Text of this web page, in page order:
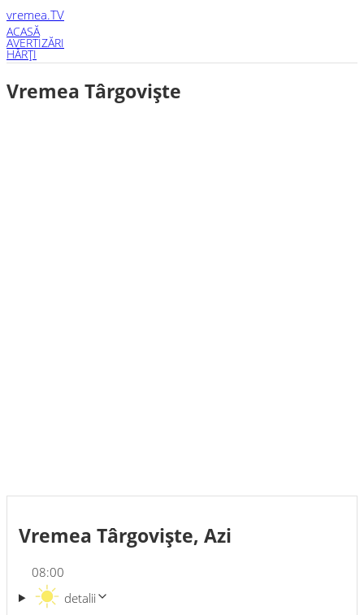
vremea.TV
ACASĂ
AVERTIZĂRI
HĂRŢI
Vremea Târgovişte
Vremea Târgovişte, Azi
08:00
detalii